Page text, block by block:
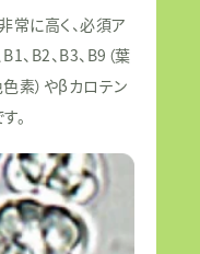
常に高く、必須ア
、B2、B3、B9（葉
色素）やβカロテン
。